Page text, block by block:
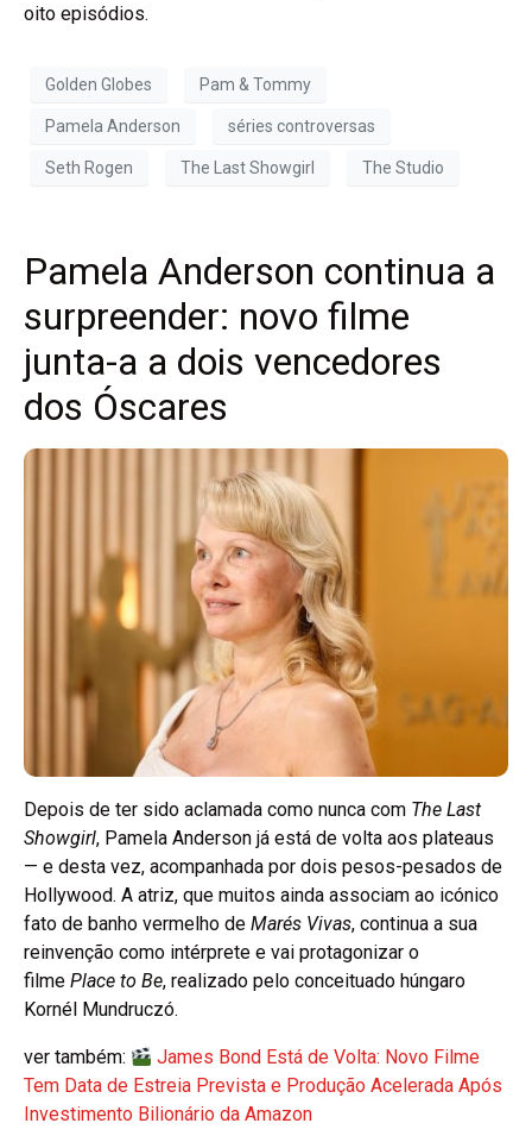
oito episódios.
Golden Globes Pam & Tommy
Pamela Anderson séries controversas
Seth Rogen The Last Showgirl The Studio
Pamela Anderson continua a
surpreender: novo filme
junta-a a dois vencedores
dos Óscares
Depois de ter sido aclamada como nunca com The Last
Showgirl, Pamela Anderson já está de volta aos plateaus
— e desta vez, acompanhada por dois pesos-pesados de
Hollywood. A atriz, que muitos ainda associam ao icónico
fato de banho vermelho de Marés Vivas, continua a sua
reinvenção como intérprete e vai protagonizar o
filme Place to Be, realizado pelo conceituado húngaro
Kornél Mundruczó.
ver também:
James Bond Está de Volta: Novo Filme
Tem Data de Estreia Prevista e Produção Acelerada Após
Investimento Bilionário da Amazon